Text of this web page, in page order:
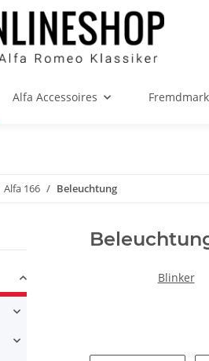
Alfa Accessoires
Alfa 166 Beleuchtung
Blinker